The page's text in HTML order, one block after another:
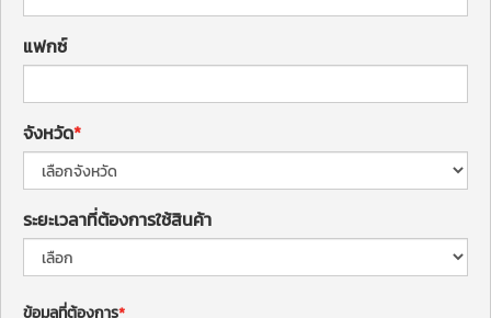
แฟกซ์
จังหวัด
ระยะเวลาที่ต้องการใช้สินค้า
ข้อมูลที่ต้องการ